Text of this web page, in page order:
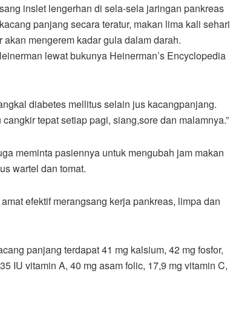
inslet lengerhan di sela-sela jaringan pankreas
panjang secara teratur, makan lima kali sehari
mengerem kadar gula dalam darah.
lewat bukunya Heinerman’s Encyclopedia
diabetes mellitus selain jus kacangpanjang.
tepat setiap pagi, siang,sore dan malamnya.”
meminta pasiennya untuk mengubah jam makan
wartel dan tomat.
efektif merangsang kerja pankreas, limpa dan
panjang terdapat 41 mg kalsium, 42 mg fosfor,
IU vitamin A, 40 mg asam folic, 17,9 mg vitamin C,